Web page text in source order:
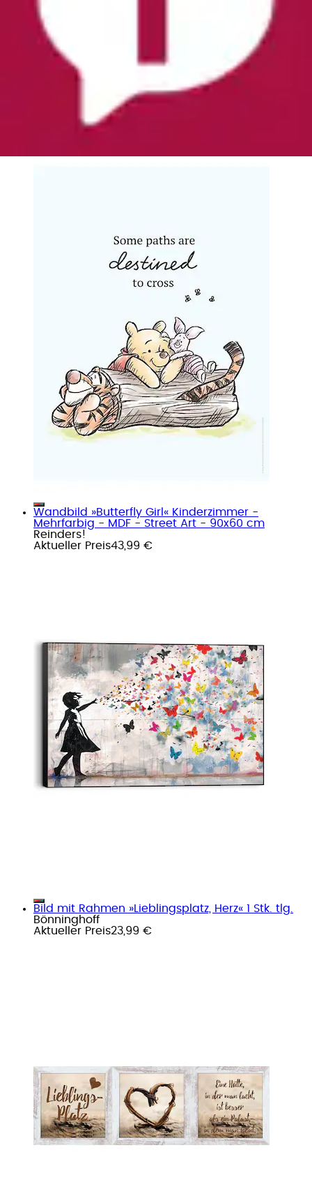
Bild »Winnie the Pooh Path« Disney 1 Stk. tlg.
Wandbild zur Dekoration im Kinderzimmer...
Wandbild »Butterfly Girl« Kinderzimmer -
Mehrfarbig - MDF - Street Art - 90x60 cm
Reinders!
Aktueller Preis43,99 €
Bild mit Rahmen »Lieblingsplatz, Herz« 1 Stk. tlg.
Bönninghoff
Aktueller Preis23,99 €